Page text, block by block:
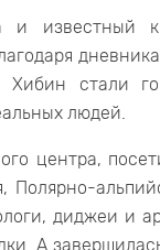
и известный
стали
людей.
центра,
диджеи и
А